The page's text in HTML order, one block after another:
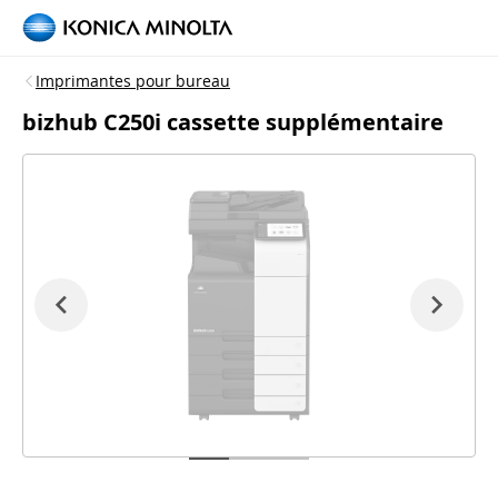
Imprimantes pour bureau
bizhub C250i cassette supplémentaire